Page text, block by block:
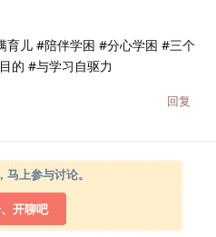
育儿 #陪伴学困 #分心学困 #三个
的 #与学习自驱力
回复
上参与讨论。
开聊吧